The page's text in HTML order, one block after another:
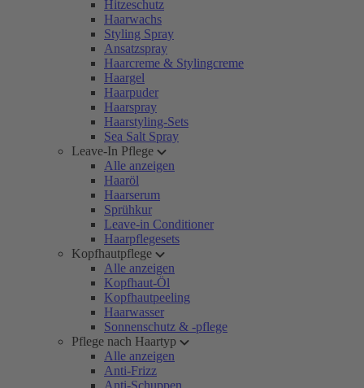
Hitzeschutz
Haarwachs
Styling Spray
Ansatzspray
Haarcreme & Stylingcreme
Haargel
Haarpuder
Haarspray
Haarstyling-Sets
Sea Salt Spray
Leave-In Pflege
Alle anzeigen
Haaröl
Haarserum
Sprühkur
Leave-in Conditioner
Haarpflegesets
Kopfhautpflege
Alle anzeigen
Kopfhaut-Öl
Kopfhautpeeling
Haarwasser
Sonnenschutz & -pflege
Pflege nach Haartyp
Alle anzeigen
Anti-Frizz
Anti-Schuppen